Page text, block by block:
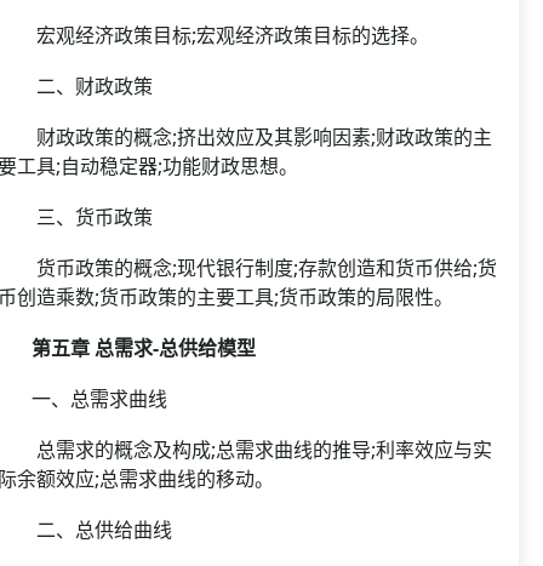
观经济政策目标;宏观经济政策目标的选择。
、财政政策
政政策的概念;挤出效应及其影响因素;财政政策的主
工具;自动稳定器;功能财政思想。
、货币政策
币政策的概念;现代银行制度;存款创造和货币供给;货
创造乘数;货币政策的主要工具;货币政策的局限性。
第五章 总需求-总供给模型
、总需求曲线
需求的概念及构成;总需求曲线的推导;利率效应与实
余额效应;总需求曲线的移动。
、总供给曲线